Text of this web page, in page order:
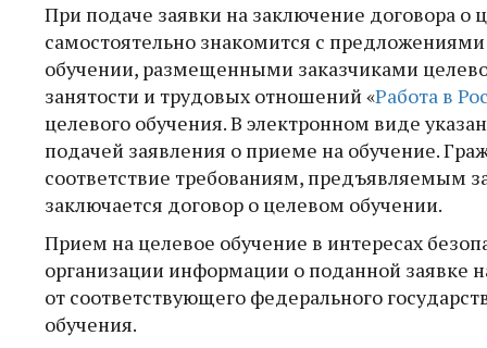
При подаче заявки на заключение договора
самостоятельно знакомится с
обучении, размещенными заказчиками
занятости и трудовых отношений «Работа в
целевого обучения. В электронном виде
подачей заявления о приеме на обучение.
соответствие требованиям, предъявляемым
заключается договор о целевом обучении.
Прием на целевое обучение в интересах
организации информации о поданной заявке
от соответствующего федерального
обучения.